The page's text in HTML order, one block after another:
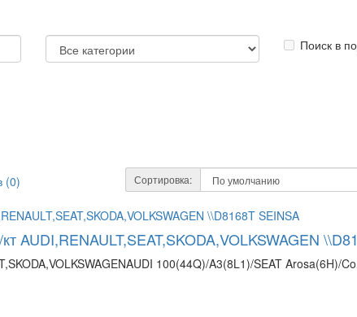
Поиск в
(0) Сортировка:
100(44Q)/A3(8L1)/SEAT Arosa(6H)/